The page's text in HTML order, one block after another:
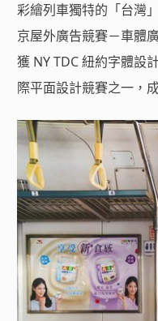
彩繪列車獨特的「台灣
京屋外廣告競賽－車體
獲 NY TDC 紐約字體設
際平面設計競賽之一，